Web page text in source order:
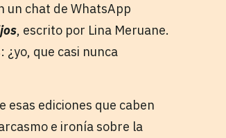
un chat de WhatsApp
, escrito por Lina Meruane.
que casi nunca
esas ediciones que caben
e ironía sobre la